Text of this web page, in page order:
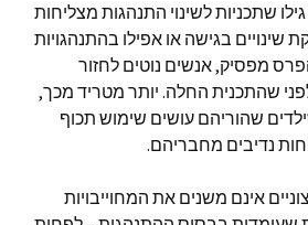
שתכניות לשינוי התנהגות מצליחות
שינויים בגישה או אפילו בהתנהגויות
מפסיק, אנשים נוטים לחזור
שהתכנית החלה. יותר מטריד מכך,
שהוריהם עושים שימוש תכוף
נדיבים מחבריהם.
אינם משנים את המחוייבויות